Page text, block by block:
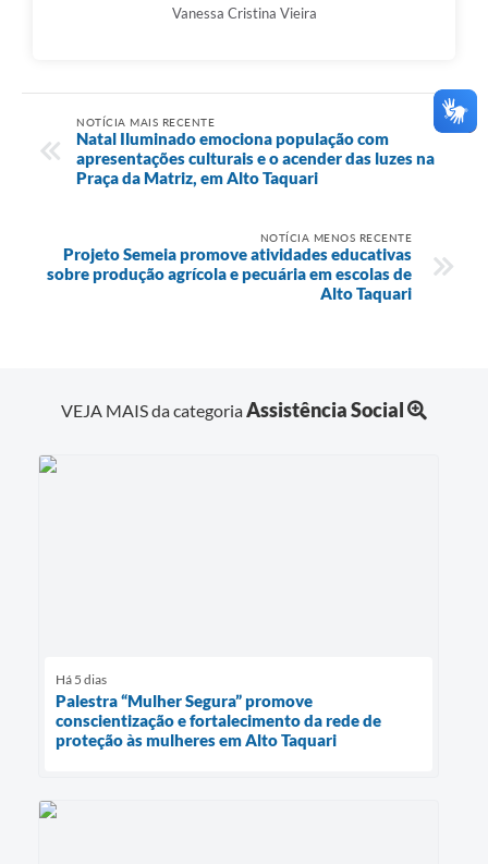
Vanessa Cristina Vieira
NOTÍCIA MAIS RECENTE
Natal Iluminado emociona população com
apresentações culturais e o acender das luzes na
Praça da Matriz, em Alto Taquari
NOTÍCIA MENOS RECENTE
Projeto Semeia promove atividades educativas
sobre produção agrícola e pecuária em escolas de
Alto Taquari
VEJA MAIS da categoriaAssistência Social
Há 5 dias
Palestra “Mulher Segura” promove
conscientização e fortalecimento da rede de
proteção às mulheres em Alto Taquari